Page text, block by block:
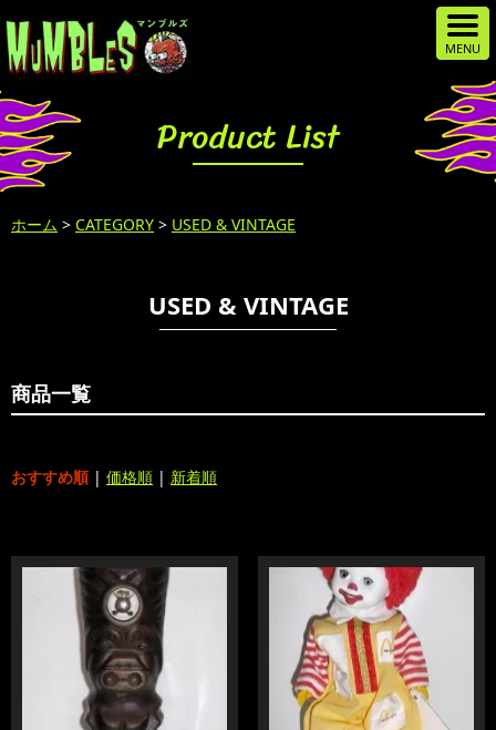
Product List
ホーム > CATEGORY > USED & VINTAGE
USED & VINTAGE
商品一覧
おすすめ順 | 価格順 | 新着順